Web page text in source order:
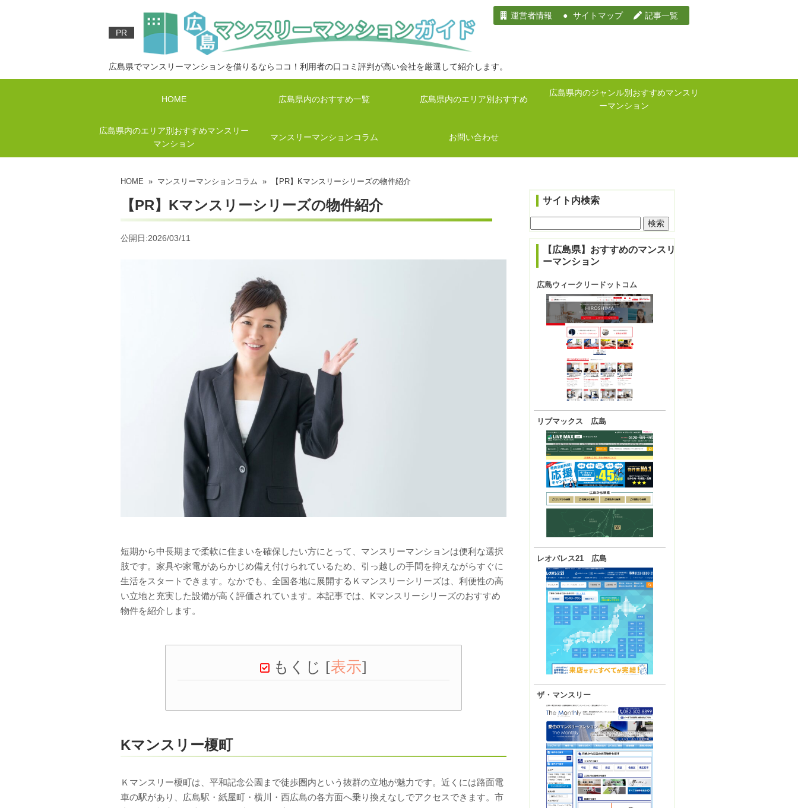
PR
広島県でマンスリーマンションを借りるならココ！利用者の口コミ評判が高い会社を厳選して紹介します。
運営者情報 サイトマップ 記事一覧
HOME 広島県内のおすすめ一覧 広島県内のエリア別おすすめ
広島県内のジャンル別おすすめマンスリ
ーマンション
広島県内のエリア別おすすめマンスリー
マンション
マンスリーマンションコラム お問い合わせ
HOME » マンスリーマンションコラム » 【PR】Kマンスリーシリーズの物件紹介
【PR】Kマンスリーシリーズの物件紹介
公開日:2026/03/11
短期から中長期まで柔軟に住まいを確保したい方にとって、マンスリーマンションは便利な選択
肢です。家具や家電があらかじめ備え付けられているため、引っ越しの手間を抑えながらすぐに
生活をスタートできます。なかでも、全国各地に展開するＫマンスリーシリーズは、利便性の高
い立地と充実した設備が高く評価されています。本記事では、Kマンスリーシリーズのおすすめ
物件を紹介します。
もくじ [表示]
Kマンスリー榎町
Ｋマンスリー榎町は、平和記念公園まで徒歩圏内という抜群の立地が魅力です。近くには路面電
車の駅があり、広島駅・紙屋町・横川・西広島の各方面へ乗り換えなしでアクセスできます。市
サイト内検索
【広島県】おすすめのマンスリ
ーマンション
広島ウィークリードットコム
リブマックス 広島
レオパレス21 広島
ザ・マンスリー